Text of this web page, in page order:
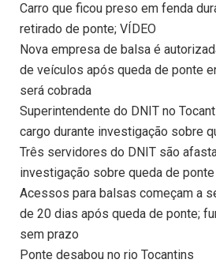
Carro que ficou preso em fenda
retirado de ponte; VÍDEO
Nova empresa de balsa é
de veículos após queda de ponte
será cobrada
Superintendente do DNIT no
cargo durante investigação sobre
Três servidores do DNIT são
investigação sobre queda de
Acessos para balsas começam a
de 20 dias após queda de ponte;
sem prazo
Ponte desabou no rio Tocantins